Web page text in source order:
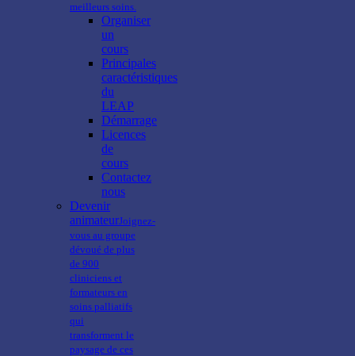
meilleurs soins.
Organiser
un
cours
Principales
caractéristiques
du
LEAP
Démarrage
Licences
de
cours
Contactez
nous
Devenir
animateurJoignez-
vous au groupe
dévoué de plus
de 900
cliniciens et
formateurs en
soins palliatifs
qui
transforment le
paysage de ces